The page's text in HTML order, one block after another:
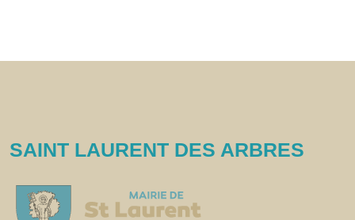
SAINT LAURENT DES ARBRES